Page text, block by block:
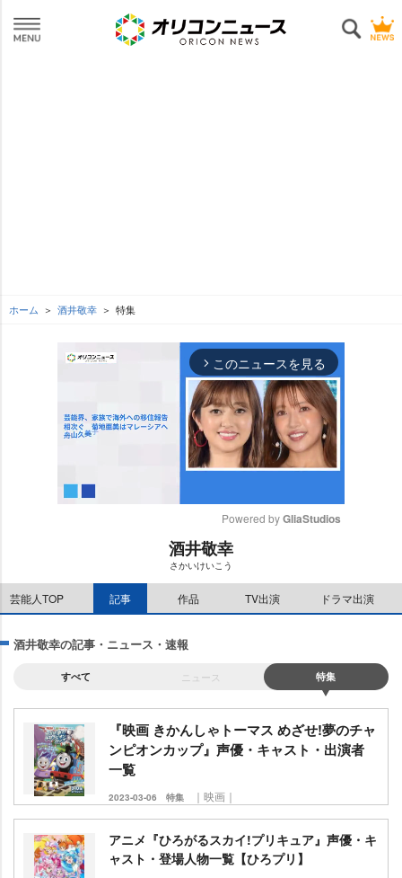
ホーム 酒井敬幸 特集
arrow_forward_ios このニュースを見る
Powered by GliaStudios
酒井敬幸
さかいけいこう
芸能人TOP 記事 作品 TV出演 ドラマ出演
酒井敬幸の記事・ニュース・速報
すべて ニュース 特集
『映画 きかんしゃトーマス めざせ!夢のチャ
ンピオンカップ』声優・キャスト・出演者
一覧
2023-03-06 特集 ｜映画｜
アニメ『ひろがるスカイ!プリキュア』声優・キ
ャスト・登場人物一覧【ひろプリ】